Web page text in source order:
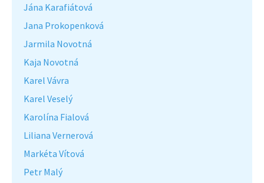
Jána Karafiátová
Jana Prokopenková
Jarmila Novotná
Kaja Novotná
Karel Vávra
Karel Veselý
Karolína Fialová
Liliana Vernerová
Markéta Vítová
Petr Malý